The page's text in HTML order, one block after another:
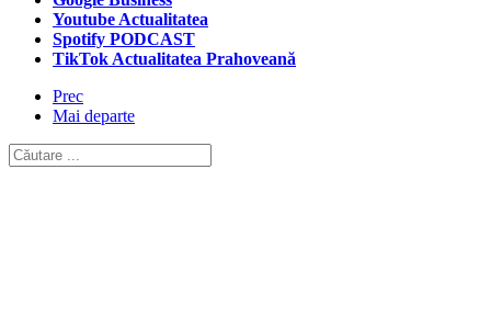
Youtube Actualitatea
Spotify PODCAST
TikTok Actualitatea Prahoveană
Prec
Mai departe